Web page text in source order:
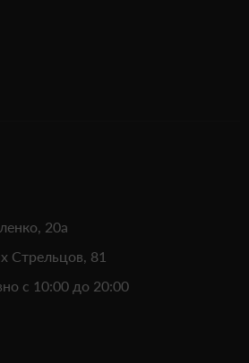
20а
Стрельцов, 81
с 10:00 до 20:00